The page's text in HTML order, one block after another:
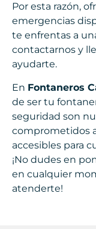
Por esta razón,
emergencias
te enfrentas a
contactarnos y
ayudarte.
En Fontaneros
de ser tu
seguridad son
comprometidos
accesibles para
¡No dudes en
en cualquier
atenderte!